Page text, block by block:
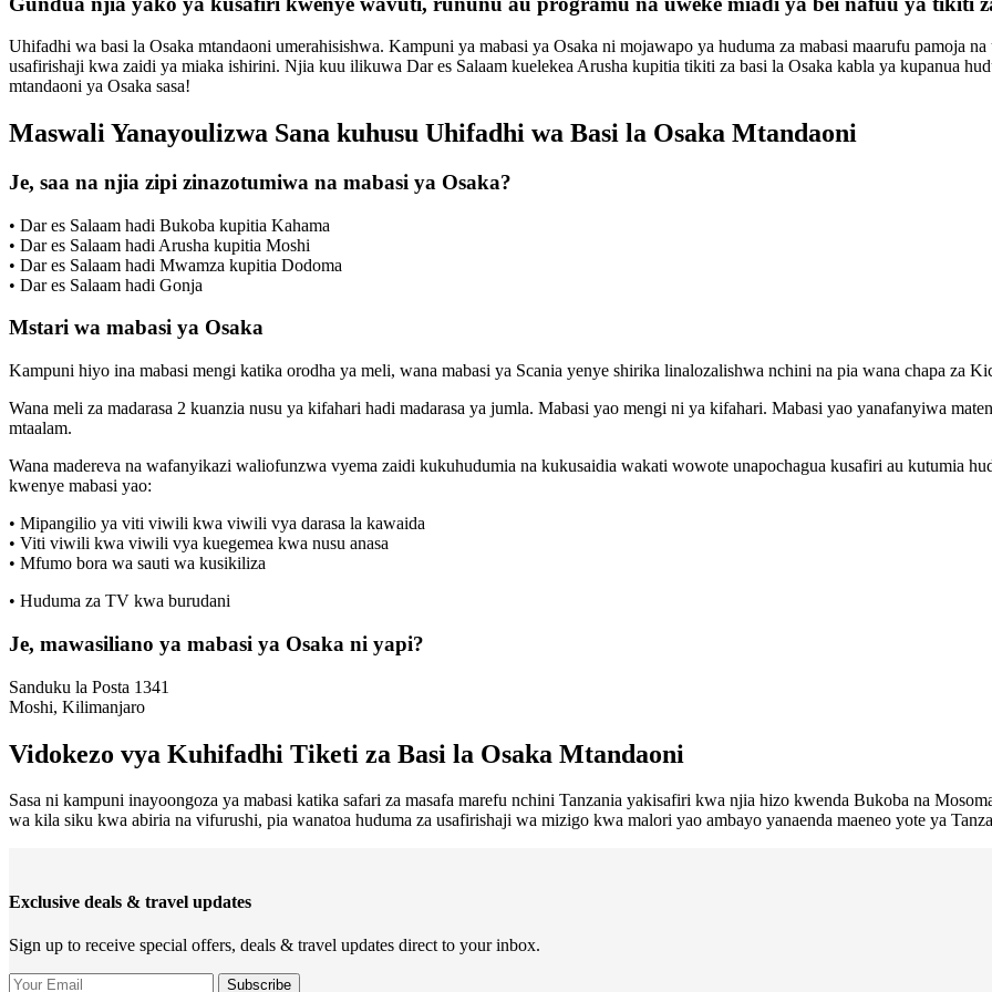
Uhifadhi wa basi la Osaka mtandaoni umerahisishwa. Kampuni ya mabasi ya Osaka ni mojawapo ya huduma za mabasi maarufu pamoja
usafirishaji kwa zaidi ya miaka ishirini. Njia kuu ilikuwa Dar es Salaam kuelekea Arusha kupitia tikiti za basi la Osaka kabla ya kupanua
mtandaoni ya Osaka sasa!
Maswali Yanayoulizwa Sana kuhusu Uhifadhi wa Basi la Osaka Mtandaoni
Je, saa na njia zipi zinazotumiwa na mabasi ya Osaka?
• Dar es Salaam hadi Bukoba kupitia Kahama
• Dar es Salaam hadi Arusha kupitia Moshi
• Dar es Salaam hadi Mwamza kupitia Dodoma
• Dar es Salaam hadi Gonja
Mstari wa mabasi ya Osaka
Kampuni hiyo ina mabasi mengi katika orodha ya meli, wana mabasi ya Scania yenye shirika linalozalishwa nchini na pia wana chapa za
Wana meli za madarasa 2 kuanzia nusu ya kifahari hadi madarasa ya jumla. Mabasi yao mengi ni ya kifahari. Mabasi yao yanafanyiwa
mtaalam.
Wana madereva na wafanyikazi waliofunzwa vyema zaidi kukuhudumia na kukusaidia wakati wowote unapochagua kusafiri au kutumia
kwenye mabasi yao:
• Mipangilio ya viti viwili kwa viwili vya darasa la kawaida
• Viti viwili kwa viwili vya kuegemea kwa nusu anasa
• Mfumo bora wa sauti wa kusikiliza
• Huduma za TV kwa burudani
Je, mawasiliano ya mabasi ya Osaka ni yapi?
Sanduku la Posta 1341
Moshi, Kilimanjaro
Vidokezo vya Kuhifadhi Tiketi za Basi la Osaka Mtandaoni
Sasa ni kampuni inayoongoza ya mabasi katika safari za masafa marefu nchini Tanzania yakisafiri kwa njia hizo kwenda Bukoba na
wa kila siku kwa abiria na vifurushi, pia wanatoa huduma za usafirishaji wa mizigo kwa malori yao ambayo yanaenda maeneo yote ya
Exclusive deals & travel updates
Sign up to receive special offers, deals & travel updates direct to your inbox.